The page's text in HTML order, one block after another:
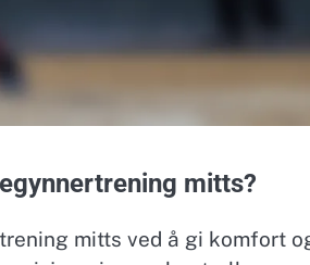
mitts?
mitts ved å gi komfort